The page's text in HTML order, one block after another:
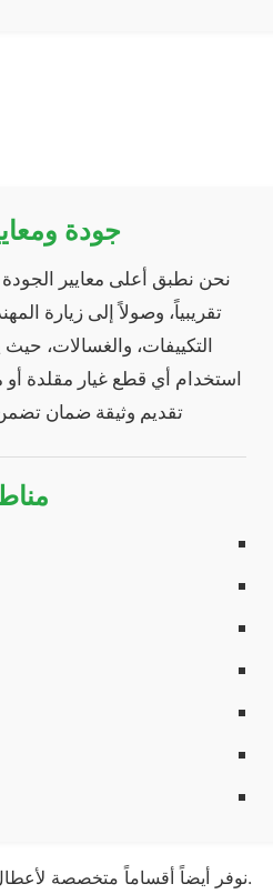
جودة
نحن نطبق أعلى معايير
تقريبياً، وصولاً إلى زيارة
التكييفات، والغسالات،
استخدام أي قطع غيار مقلدة أو
تقديم وثيقة ضمان
نوفر أيضاً أقساماً متخصصةبقطع غيار أصلية.